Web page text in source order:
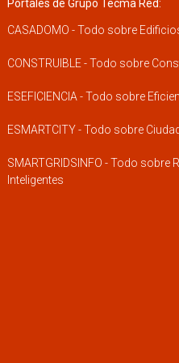
Portales de Grupo Tecma Red:
CASADOMO - Todo sobre
CONSTRUIBLE - Todo sobre
ESEFICIENCIA - Todo sobre
ESMARTCITY - Todo sobre
SMARTGRIDSINFO - Todo sobre
Inteligentes